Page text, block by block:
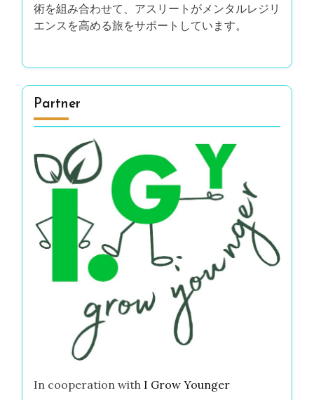
術を組み合わせて、アスリートがメンタルレジリ
エンスを高める旅をサポートしています。
Partner
In cooperation with I Grow Younger